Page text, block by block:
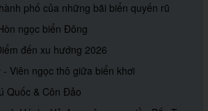
phố của những bãi biển quyến rũ
ngọc biển Đông
đến xu hướng 2026
Viên ngọc thô giữa biển khơi
Quốc & Côn Đảo